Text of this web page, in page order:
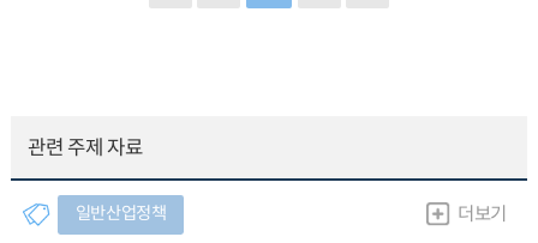
관련 주제 자료
일반산업정책 더보기